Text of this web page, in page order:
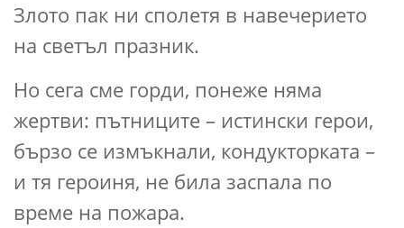
Злото пак ни сполетя в навечерието
на светъл празник.
Но сега сме горди, понеже няма
жертви: пътниците – истински герои,
бързо се измъкнали, кондукторката –
и тя героиня, не била заспала по
време на пожара.